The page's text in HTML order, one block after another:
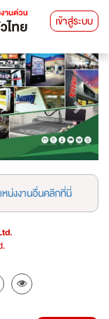
เข้าสู่ระบบ
Next
น่งงานอื่นคลิกที่นี่